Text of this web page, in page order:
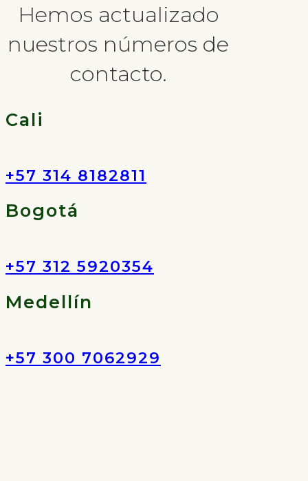
Hemos actualizado
nuestros números de
contacto.
Cali
+57 314 8182811
Bogotá
+57 312 5920354
Medellín
+57 300 7062929